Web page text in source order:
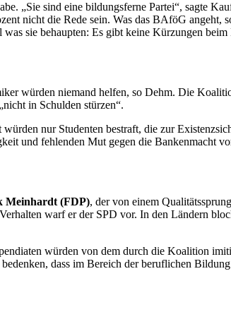
„Sie sind eine bildungsferne Partei“, sagte
nicht die Rede sein. Was das BAföG angeht,
sie behaupten: Es gibt keine Kürzungen
würden niemand helfen, so Dehm. Die
in Schulden stürzen“.
nur Studenten bestraft, die zur
und fehlenden Mut gegen die Bankenmacht
Meinhardt (FDP), der von einem
warf er der SPD vor. In den Ländern
würden von dem durch die Koalition
dass im Bereich der beruflichen